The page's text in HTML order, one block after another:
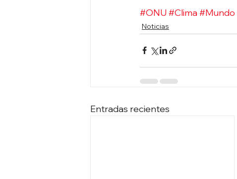
#ONU#Clima#Mundo
Noticias
Entradas recientes